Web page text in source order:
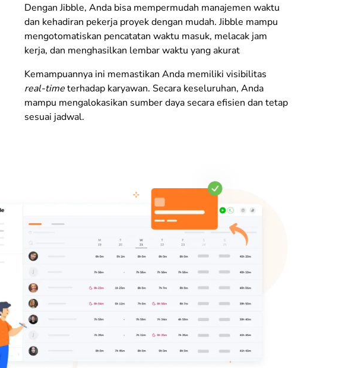
Dengan Jibble, Anda bisa mempermudah manajemen waktu
dan kehadiran pekerja proyek dengan mudah. Jibble mampu
mengotomatiskan pencatatan waktu masuk, melacak jam
kerja, dan menghasilkan lembar waktu yang akurat
Kemampuannya ini memastikan Anda memiliki visibilitas
real-timeterhadap karyawan. Secara keseluruhan, Anda
mampu mengalokasikan sumber daya secara efisien dan tetap
sesuai jadwal.